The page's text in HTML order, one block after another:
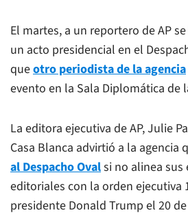
El martes, a un reportero de AP
un acto presidencial en el
queotro periodista de la agencia
evento en la Sala Diplomática de
La editora ejecutiva de AP, Julie
Casa Blanca advirtió a la agencia
al Despacho Ovalsi no alinea sus
editoriales con la orden ejecutiva
presidente Donald Trump el 20